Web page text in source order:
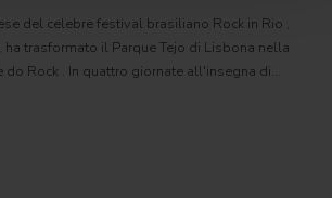
del celebre festival brasiliano Rock in Rio ,
ha trasformato il Parque Tejo di Lisbona nella
do Rock . In quattro giornate all'insegna di